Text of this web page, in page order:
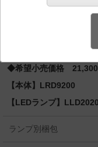
型・防雨型・調光
◆希望小売価格 21,300
【本体】LRD9200
【LEDランプ】
ランプ別梱包